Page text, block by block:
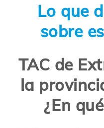
Lo que
sobre
TAC de
la
¿En